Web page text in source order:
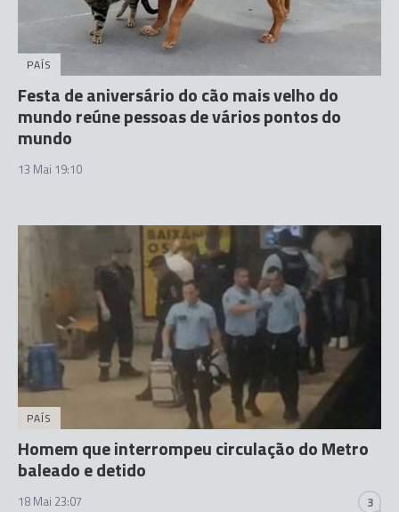
PAÍS
Festa de aniversário do cão mais velho do
mundo reúne pessoas de vários pontos do
mundo
13 Mai 19:10
PAÍS
Homem que interrompeu circulação do Metro
baleado e detido
18 Mai 23:07 3